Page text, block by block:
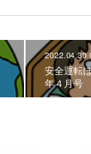
2022.04.30
安全運転
年４月号